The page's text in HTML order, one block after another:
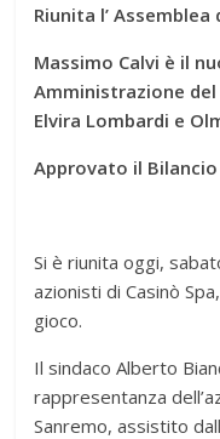
Riunita l’ Assemblea
Massimo Calvi è il
Amministrazione
Elvira Lombardi e
Approvato il
Si è riunita oggi,
azionisti di Casinò
gioco.
Il sindaco Alberto
rappresentanza
Sanremo, assistito